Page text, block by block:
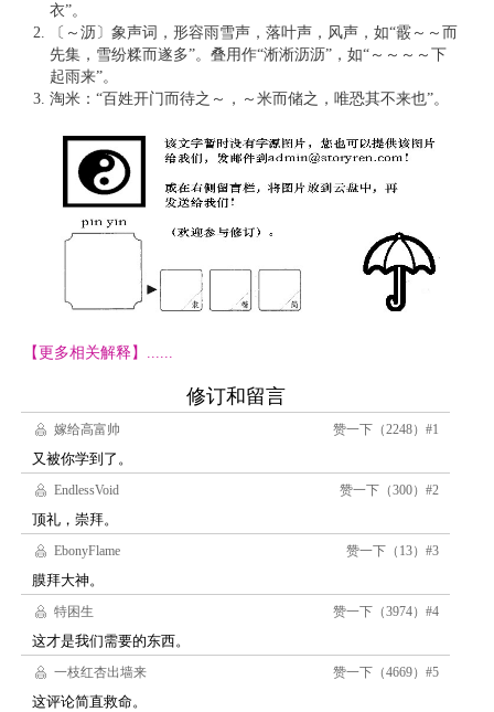
衣”。
〔～沥〕象声词，形容雨雪声，落叶声，风声，如“霰～～而
先集，雪纷糅而遂多”。叠用作“淅淅沥沥”，如“～～～～下
起雨来”。
淘米：“百姓开门而待之～，～米而储之，唯恐其不来也”。
【更多相关解释】......